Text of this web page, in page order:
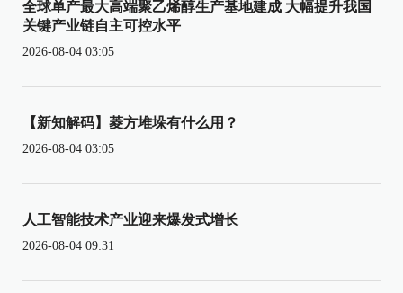
全球单产最大高端聚乙烯醇生产基地建成 大幅提升我国
关键产业链自主可控水平
2026-08-04 03:05
【新知解码】菱方堆垛有什么用？
2026-08-04 03:05
人工智能技术产业迎来爆发式增长
2026-08-04 09:31